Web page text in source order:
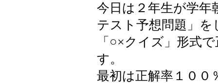
今日は２年生が学年
テスト予想問題」
「○×クイズ」形式
す。
最初は正解率１００